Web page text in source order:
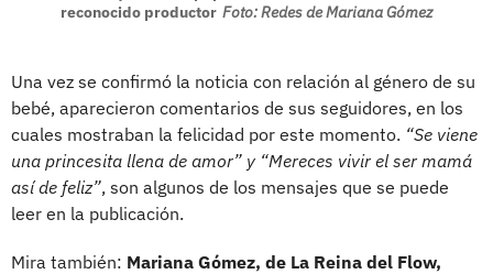
reconocido productor Foto: Redes de Mariana Gómez
Una vez se confirmó la noticia con relación al género de su
bebé, aparecieron comentarios de sus seguidores, en los
cuales mostraban la felicidad por este momento. “Se viene
una princesita llena de amor” y “Mereces vivir el ser mamá
así de feliz”, son algunos de los mensajes que se puede
leer en la publicación.
Mira también: Mariana Gómez, de La Reina del Flow,